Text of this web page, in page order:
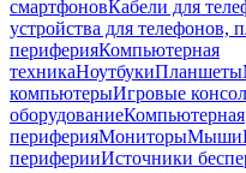
смартфоновКабели для
устройства для телефонов,
периферияКомпьютерная
техникаНоутбукиПланшеты
компьютерыИгровые
оборудованиеКомпьютерная
периферияМониторыМыши
периферииИсточники